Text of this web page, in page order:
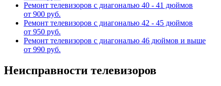
Ремонт телевизоров с диагональю 40 - 41 дюймов
от 900 руб.
Ремонт телевизоров с диагональю 42 - 45 дюймов
от 950 руб.
Ремонт телевизоров с диагональю 46 дюймов и выше
от 990 руб.
Неисправности телевизоров